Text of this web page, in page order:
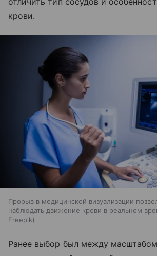
крови.
Прорыв в медицинской визуализации
наблюдать движение крови в реальном
Freepik
Ранее выбор был между масштабом